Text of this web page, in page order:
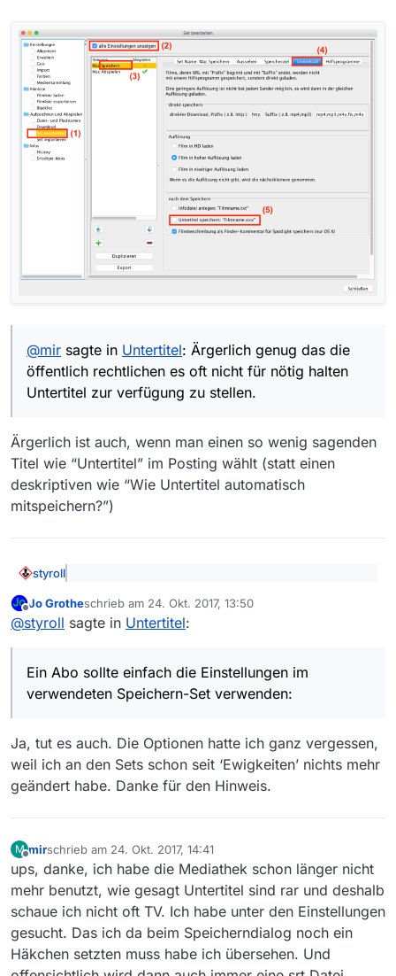
Format gewandelt.
Bei Abos gibt es zwar explizit keine Möglichkeit auf
das Laden der Untertitel Einfluss zu nehmen. Meine
Eindruck ist aber, dass sich Abos auch an die
Einstellung von oben halten.
@mir sagte in Untertitel: Ärgerlich genug das die
öffentlich rechtlichen es oft nicht für nötig halten
Untertitel zur verfügung zu stellen.
Ärgerlich ist auch, wenn man einen so wenig sagenden
Titel wie “Untertitel” im Posting wählt (statt einen
deskriptiven wie “Wie Untertitel automatisch
mitspeichern?”)
styroll
keine Möglichkeit auf das Laden der Untertitel
Einfluss zu nehmen. Meine Eindruck ist aber, dass
Ein Abo sollte einfach die Einstellungen im verwendeten
Speichern-Set verwenden:
@mirsagte inUntertitel: Ärgerlich genug das die
öffentlich rechtlichen es oft nicht für nötig halten
Untertitel zur verfügung zu stellen.
Ärgerlich ist auch, wenn man einen so wenig sagenden
Titel wie “Untertitel” im Posting wählt (statt einen
Offline
Jo Grotheschrieb am 24. Okt. 2017, 13:50
zuletzt editiert von
@styroll sagte in Untertitel:
Ein Abo sollte einfach die Einstellungen im
verwendeten Speichern-Set verwenden:
Ja, tut es auch. Die Optionen hatte ich ganz vergessen,
weil ich an den Sets schon seit ‘Ewigkeiten’ nichts mehr
geändert habe. Danke für den Hinweis.
M
Offline
mirschrieb am 24. Okt. 2017, 14:41
zuletzt editiert von
ups, danke, ich habe die Mediathek schon länger nicht
mehr benutzt, wie gesagt Untertitel sind rar und deshalb
schaue ich nicht oft TV. Ich habe unter den Einstellungen
gesucht. Das ich da beim Speicherndialog noch ein
Häkchen setzten muss habe ich übersehen. Und